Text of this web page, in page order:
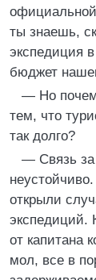
ты знаешь,
экспедиция
бюджет
— Но
тем, что
так долго?
— Связь за
открыли
экспедиций.
от капитана
мол, все в